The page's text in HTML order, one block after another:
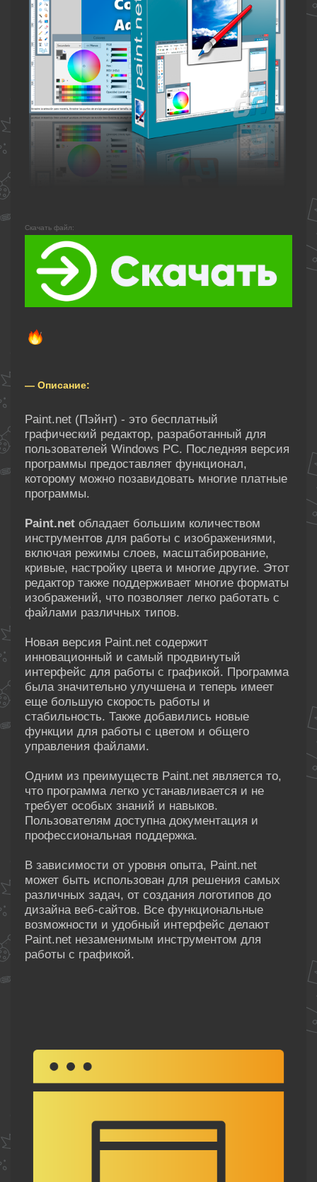
Скачать файл:
— Описание:
Paint.net (Пэйнт) - это бесплатный
графический редактор, разработанный для
пользователей Windows PC. Последняя версия
программы предоставляет функционал,
которому можно позавидовать многие платные
программы.
Paint.net обладает большим количеством
инструментов для работы с изображениями,
включая режимы слоев, масштабирование,
кривые, настройку цвета и многие другие. Этот
редактор также поддерживает многие форматы
изображений, что позволяет легко работать с
файлами различных типов.
Новая версия Paint.net содержит
инновационный и самый продвинутый
интерфейс для работы с графикой. Программа
была значительно улучшена и теперь имеет
еще большую скорость работы и
стабильность. Также добавились новые
функции для работы с цветом и общего
управления файлами.
Одним из преимуществ Paint.net является то,
что программа легко устанавливается и не
требует особых знаний и навыков.
Пользователям доступна документация и
профессиональная поддержка.
В зависимости от уровня опыта, Paint.net
может быть использован для решения самых
различных задач, от создания логотипов до
дизайна веб-сайтов. Все функциональные
возможности и удобный интерфейс делают
Paint.net незаменимым инструментом для
работы с графикой.